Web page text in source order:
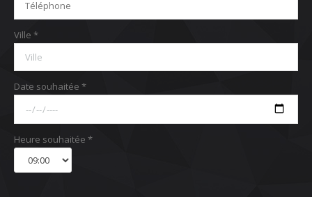
Ville *
Date souhaitée *
Heure souhaitée *